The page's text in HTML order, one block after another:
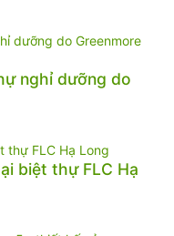
nghỉ dưỡng do
biệt thự FLC Hạ